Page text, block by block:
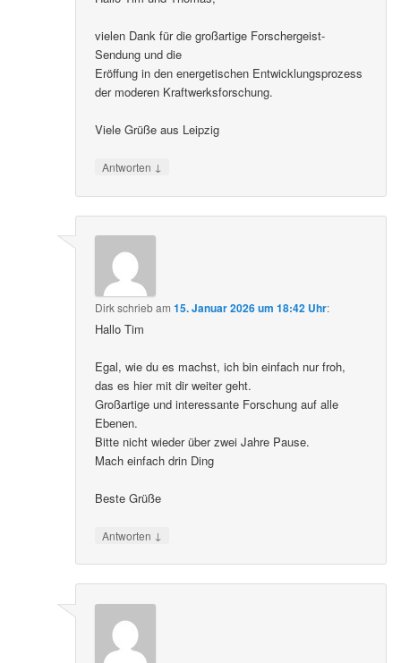
vielen Dank für die großartige Forschergeist-
Sendung und die
Eröffung in den energetischen Entwicklungsprozess
der moderen Kraftwerksforschung.
Viele Grüße aus Leipzig
Antworten ↓
Dirkschriebam15. Januar 2026 um 18:42 Uhr:
Hallo Tim
Egal, wie du es machst, ich bin einfach nur froh,
das es hier mit dir weiter geht.
Großartige und interessante Forschung auf alle
Ebenen.
Bitte nicht wieder über zwei Jahre Pause.
Mach einfach drin Ding
Beste Grüße
Antworten ↓